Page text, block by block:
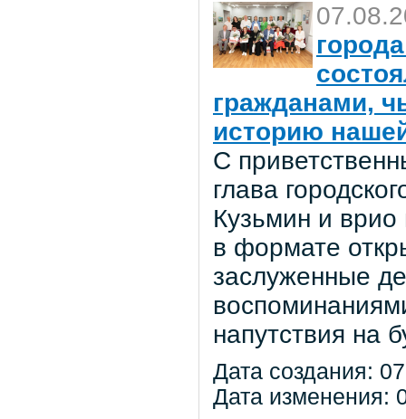
гражданами,
историю
С
глава
Кузьмин и
в формате
заслуженные
напутствия на
Дата создания:
Дата изменения: